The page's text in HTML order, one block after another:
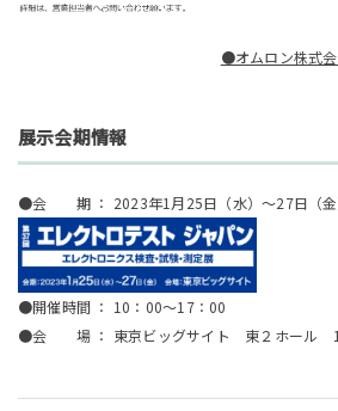
●オムロン株式
展示会期情報
●会 期 ： 2023年1月25日（水）～27日（
●開催時間 ： 10：00～17：00
●会 場 ： 東京ビッグサイト 東２ホール